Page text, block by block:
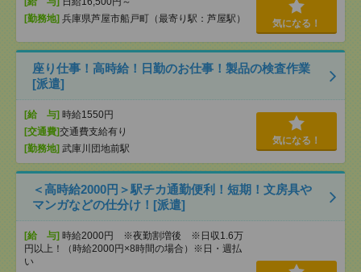
[勤務地] 兵庫県芦屋市船戸町（最寄り駅：芦屋駅） 気になる！
座り仕事！高時給！日勤のお仕事！製品の検査作業
[派遣]
[給 与] 時給1550円
[交通費]交通費支給有り
[勤務地] 武庫川団地前駅
気になる！
＜高時給2000円＞駅チカ通勤便利！短期！文房具や
マンガなどの仕分け！[派遣]
[給 与] 時給2000円 ※夜勤割増後 ※日収1.6万
円以上！（時給2000円×8時間の場合）※日・週払
い